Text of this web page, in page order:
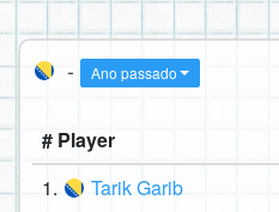
- Ano passado
# Player
1.
Tarik Garib